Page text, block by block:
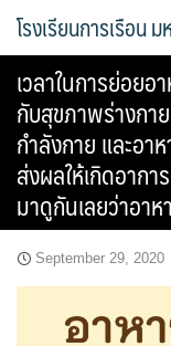
content
Bread Exclusive
Cake Exclusive
main
main2
main3
โรงเรียนการเรือน
เวลาในการย่อย
กับสุขภาพร่างกา
กำลังกาย และอา
ส่งผลให้เกิดอาก
มาดูกันเลยว่าอาห
September 29, 2020